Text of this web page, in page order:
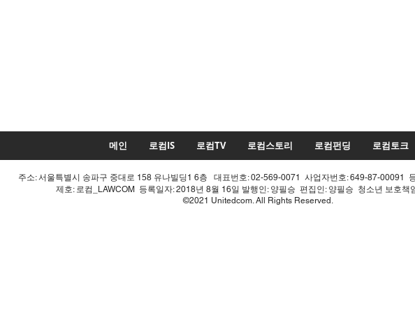
메인 로컴IS 로컴TV 로컴스토리 로컴펀딩 로컴토크
주소: 서울특별시 송파구 중대로 158 유나빌딩1 6층 대표번호: 02-569-0071 사업자번호: 649-87-00091
제호: 로컴_LAWCOM 등록일자: 2018년 8월 16일 발행인: 양필승 편집인: 양필승 청소년 보호
©2021 Unitedcom. All Rights Reserved.